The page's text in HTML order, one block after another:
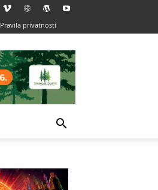
Pravila privatnosti